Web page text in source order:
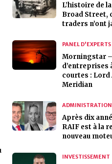
L’histoire de
Broad Street,
traders n’ont
PANEL D'EXPERTS
Morningstar
d’entreprises
courtes : Lord
Meridian
ADMINISTRATION
Après dix
RAIF est à la
nouveau
INVESTISSEMENT